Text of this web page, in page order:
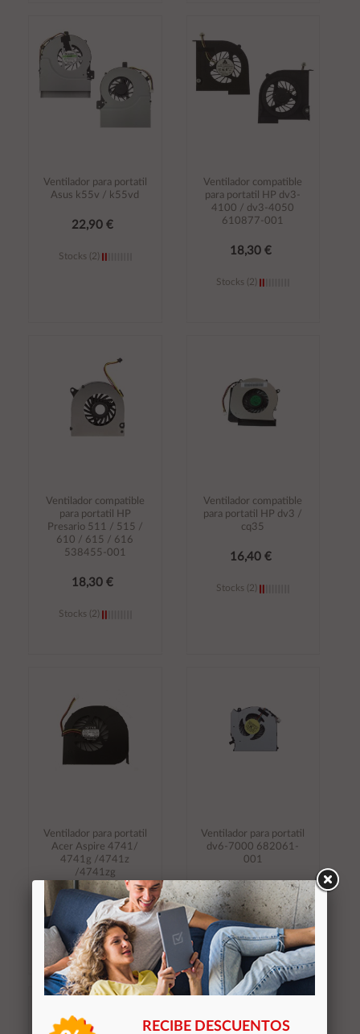
carrito
carrito
Ventilador para portatil
Asus k55v / k55vd
22,90 €
Stocks (2)
carrito
Ventilador compatible
para portatil HP dv3-
4100 / dv3-4050
610877-001
18,30 €
Stocks (2)
Ventilador compatible
para portatil HP
Presario 511 / 515 /
610 / 615 / 616
538455-001
18,30 €
Stocks (2)
Ventilador compatible
para portatil HP dv3 /
cq35
16,40 €
Stocks (2)
Ventilador para portatil
Acer Aspire 4741/
4741g /4741z
/4741zg
16,40 €
Stocks (2)
Añadir al
Ventilador para portatil
dv6-7000 682061-
001
18,30 €
Stocks (2)
Añadir al
RECIBE DESCUENTOS